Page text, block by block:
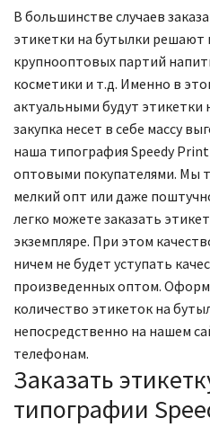
В большинстве случаев
этикетки на бутылки решают
крупнооптовых партий
косметики и т.д. Именно в
актуальными будут
закупка несет в себе массу
наша типография Speedy
оптовыми покупателями. Мы
мелкий опт или даже
легко можете заказать
экземпляре. При этом
ничем не будет уступать
произведенных оптом.
количество этикеток на
непосредственно на нашем
телефонам.
Заказать
типографии